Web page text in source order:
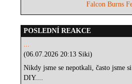
Falcon Burns
POSLEDNÍ REAKCE
...
(06.07.2026 20:13 Siki)
Nikdy jsme se nepotkali, často jsme
DIY....